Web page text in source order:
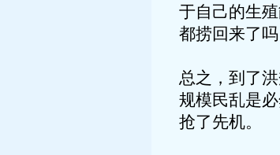
于自己的生
都捞回来了吗
总之，到了
规模民乱是
抢了先机。